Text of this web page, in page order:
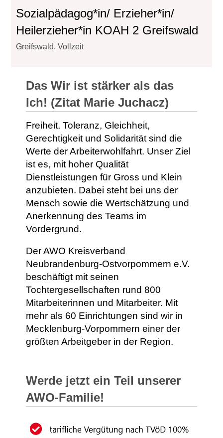
Sozialpädagog*in/ Erzieher*in/
Heilerzieher*in KOAH 2 Greifswald
Greifswald, Vollzeit
Das Wir ist stärker als das
Ich! (Zitat Marie Juchacz)
Freiheit, Toleranz, Gleichheit,
Gerechtigkeit und Solidarität sind die
Werte der Arbeiterwohlfahrt. Unser Ziel
ist es, mit hoher Qualität
Dienstleistungen für Gross und Klein
anzubieten. Dabei steht bei uns der
Mensch sowie die Wertschätzung und
Anerkennung des Teams im
Vordergrund.
Der AWO Kreisverband
Neubrandenburg-Ostvorpommern e.V.
beschäftigt mit seinen
Tochtergesellschaften rund 800
Mitarbeiterinnen und Mitarbeiter. Mit
mehr als 60 Einrichtungen sind wir in
Mecklenburg-Vorpommern einer der
größten Arbeitgeber in der Region.
Werde jetzt ein Teil unserer
AWO-Familie!